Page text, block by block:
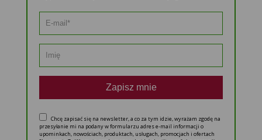
Zapisz mnie
Chcę zapisać się na newsletter, a co za tym idzie, wyrażam zgodę na
przesyłanie mi na podany w formularzu adres e-mail informacji o
upominkach, nowościach, produktach, usługach, promocjach i ofertach